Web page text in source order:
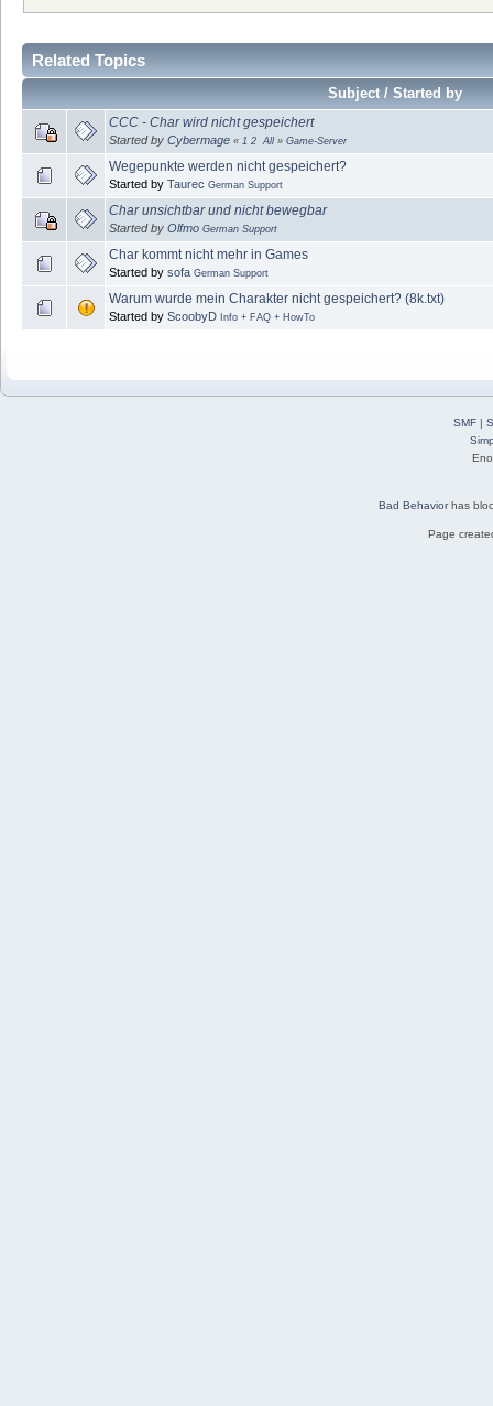
Related Topics
Subject / Started by
CCC - Char wird nicht gespeichert
Started by Cybermage « 1 2 All » Game-Server
Wegepunkte werden nicht gespeichert?
Started by Taurec German Support
Char unsichtbar und nicht bewegbar
Started by Olfmo German Support
Char kommt nicht mehr in Games
Started by sofa German Support
Warum wurde mein Charakter nicht gespeichert? (8k.txt)
Started by ScoobyD Info + FAQ + HowTo
SMF|
Bad Behaviorhas
Page